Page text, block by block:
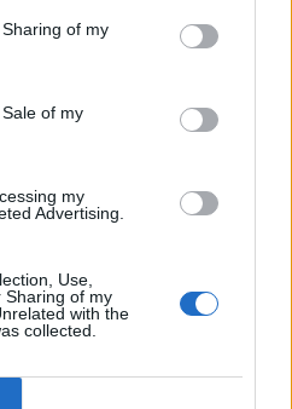
of my
of my
my
Advertising.
Use,
Sharing of my
with the
collected.
a lui
ea, și
de peste